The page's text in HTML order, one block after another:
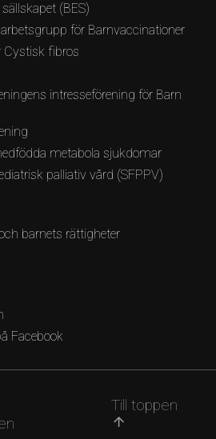
(BES)
för Barnvaccinationer
Cystisk fibros
intresseförening för Barn
metabola sjukdomar
palliativ vård (SFPPV)
barnets rättigheter
Facebook
Till toppen
arrow_upward